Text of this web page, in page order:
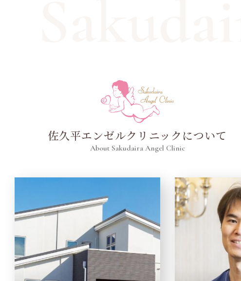
佐久平エンゼルクリニックについて
About Sakudaira Angel Clinic